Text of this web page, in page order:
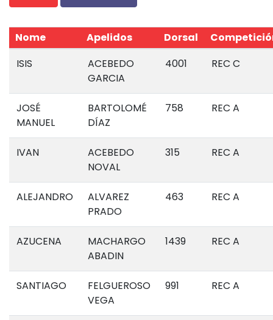
Nome Apelidos Dorsal
ISIS
ACEBEDO
GARCIA
4001 REC C
JOSÉ
MANUEL
BARTOLOMÉ
DÍAZ
758 REC A
IVAN
ACEBEDO
NOVAL
315 REC A
ALEJANDRO
ALVAREZ
PRADO
463 REC A
AZUCENA
MACHARGO
ABADIN
1439 REC A
SANTIAGO
FELGUEROSO
VEGA
991 REC A